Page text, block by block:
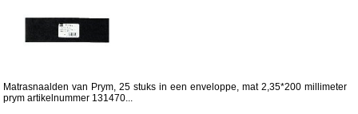
Matrasnaalden van Prym, 25 stuks in een enveloppe, mat 2,35*200 millimeter
prym artikelnummer 131470...